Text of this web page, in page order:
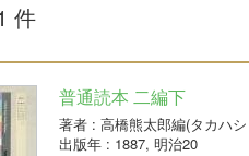
件
普通読本 二編下
著者 : 高橋熊太郎編(タカハ
出版年 : 1887, 明治20